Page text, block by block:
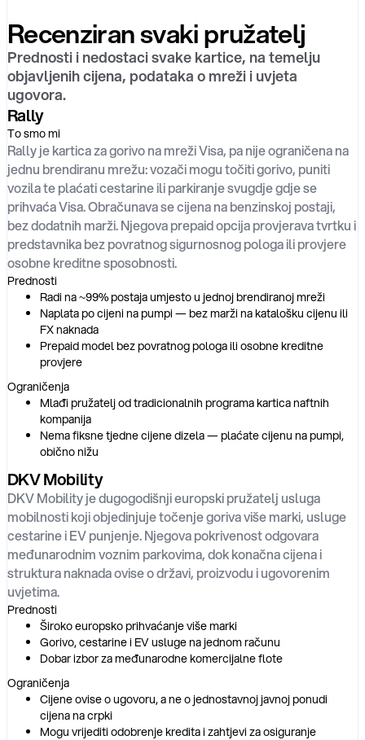
Recenziran svaki pružatelj
Prednosti i nedostaci svake kartice, na temelju
objavljenih cijena, podataka o mreži i uvjeta
ugovora.
Rally
To smo mi
Rally je kartica za gorivo na mreži Visa, pa nije ograničena na
jednu brendiranu mrežu: vozači mogu točiti gorivo, puniti
vozila te plaćati cestarine ili parkiranje svugdje gdje se
prihvaća Visa. Obračunava se cijena na benzinskoj postaji,
bez dodatnih marži. Njegova prepaid opcija provjerava tvrtku i
predstavnika bez povratnog sigurnosnog pologa ili provjere
osobne kreditne sposobnosti.
Prednosti
Radi na ~99% postaja umjesto u jednoj brendiranoj mreži
Naplata po cijeni na pumpi — bez marži na katalošku cijenu ili
FX naknada
Prepaid model bez povratnog pologa ili osobne kreditne
provjere
Ograničenja
Mlađi pružatelj od tradicionalnih programa kartica naftnih
kompanija
Nema fiksne tjedne cijene dizela — plaćate cijenu na pumpi,
obično nižu
DKV Mobility
DKV Mobility je dugogodišnji europski pružatelj usluga
mobilnosti koji objedinjuje točenje goriva više marki, usluge
cestarine i EV punjenje. Njegova pokrivenost odgovara
međunarodnim voznim parkovima, dok konačna cijena i
struktura naknada ovise o državi, proizvodu i ugovorenim
uvjetima.
Prednosti
Široko europsko prihvaćanje više marki
Gorivo, cestarine i EV usluge na jednom računu
Dobar izbor za međunarodne komercijalne flote
Ograničenja
Cijene ovise o ugovoru, a ne o jednostavnoj javnoj ponudi
cijena na crpki
Mogu vrijediti odobrenje kredita i zahtjevi za osiguranje